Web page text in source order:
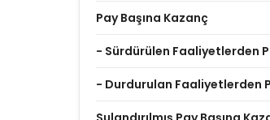
Pay Başına Kazanç
- Sürdürülen Faaliyetlerden
- Durdurulan Faaliyetlerden